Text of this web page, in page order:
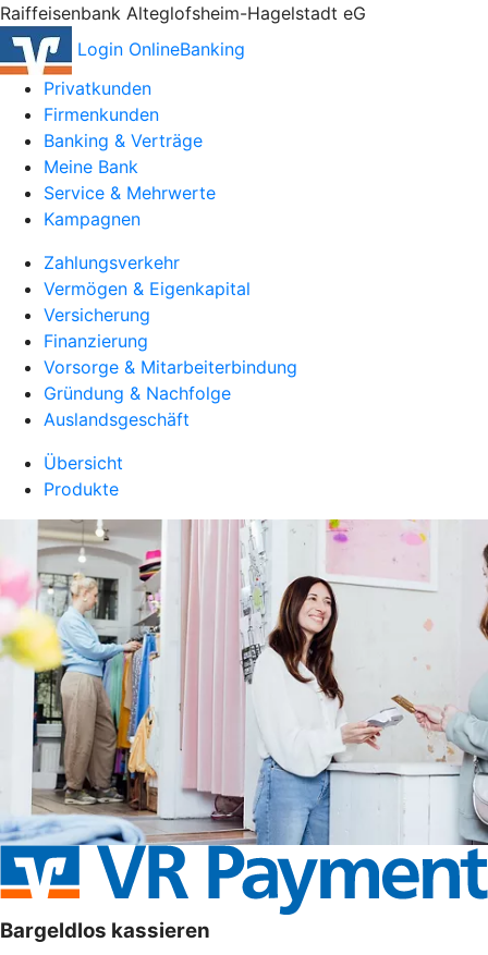
Raiffeisenbank Alteglofsheim-Hagelstadt eG
Login OnlineBanking
Privatkunden
Firmenkunden
Banking & Verträge
Meine Bank
Service & Mehrwerte
Kampagnen
Zahlungsverkehr
Vermögen & Eigenkapital
Versicherung
Finanzierung
Vorsorge & Mitarbeiterbindung
Gründung & Nachfolge
Auslandsgeschäft
Übersicht
Produkte
Bargeldlos kassieren